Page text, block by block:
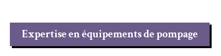
Expertise en équipements de pompage